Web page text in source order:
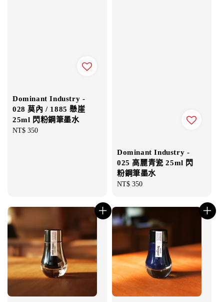
Dominant Industry -
028 莫內 / 1885 懸崖
25ml 閃粉鋼筆墨水
Regular
NT$ 350
Dominant Industry -
025 高麗青瓷 25ml 閃
粉鋼筆墨水
Regular
NT$ 350